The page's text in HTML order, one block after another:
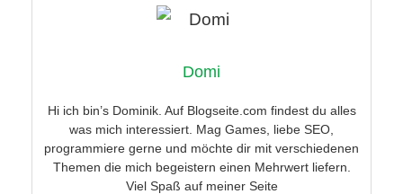
Domi
Hi ich bin’s Dominik. Auf Blogseite.com findest du alles
was mich interessiert. Mag Games, liebe SEO,
programmiere gerne und möchte dir mit verschiedenen
Themen die mich begeistern einen Mehrwert liefern.
Viel Spaß auf meiner Seite